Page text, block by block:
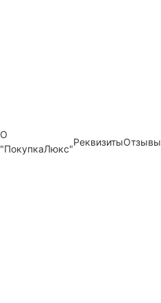
О
"ПокупкаЛюкс"
РеквизитыОтзывы